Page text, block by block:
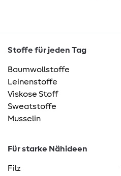
Stoffe für jeden Tag
Baumwollstoffe
Leinenstoffe
Viskose Stoff
Sweatstoffe
Musselin
Für starke Nähideen
Filz